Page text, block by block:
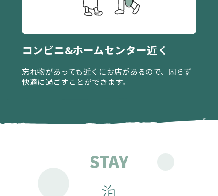
コンビニ&ホームセンター近く
忘れ物があっても近くにお店があるので、困らず
快適に過ごすことができます。
STAY